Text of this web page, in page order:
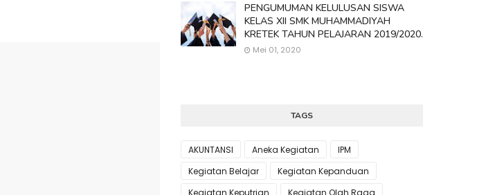
PENGUMUMAN KELULUSAN SISWA
KELAS XII SMK MUHAMMADIYAH
KRETEK TAHUN PELAJARAN 2019/2020.
Mei 01, 2020
TAGS
AKUNTANSI Aneka Kegiatan
IPM
Kegiatan Belajar
Kegiatan Kepanduan
Kegiatan Keputrian
Kegiatan Olah Raga